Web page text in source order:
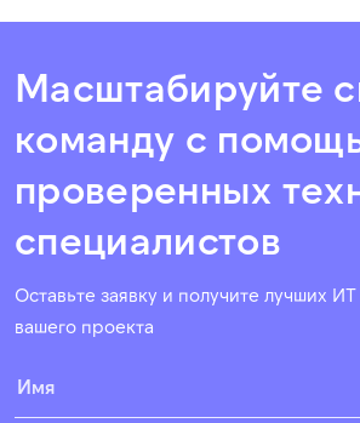
Масштабируйте
команду с
проверенных
специалистов
Оставьте заявку и получите лучших
вашего проекта